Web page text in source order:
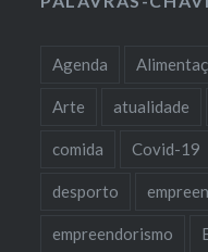
Agenda
Arte atualidade
comida Covid-19
desporto
empreendorismo